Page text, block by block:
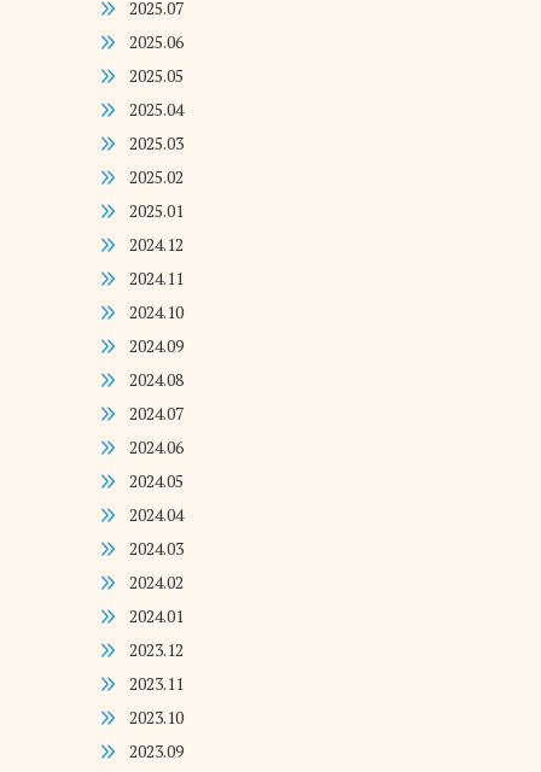
2025.07
2025.06
2025.05
2025.04
2025.03
2025.02
2025.01
2024.12
2024.11
2024.10
2024.09
2024.08
2024.07
2024.06
2024.05
2024.04
2024.03
2024.02
2024.01
2023.12
2023.11
2023.10
2023.09